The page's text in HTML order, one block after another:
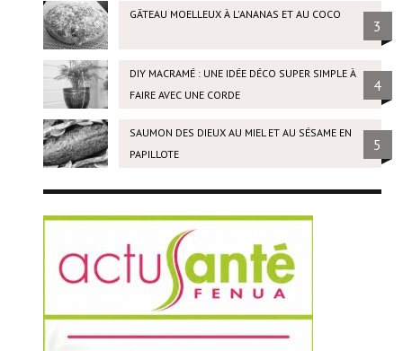
GÂTEAU MOELLEUX À L'ANANAS ET AU COCO
3
DIY MACRAMÉ : UNE IDÉE DÉCO SUPER SIMPLE À
FAIRE AVEC UNE CORDE
4
SAUMON DES DIEUX AU MIEL ET AU SÉSAME EN
PAPILLOTE
5